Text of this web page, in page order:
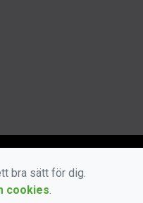
bra sätt för dig.
cookies.